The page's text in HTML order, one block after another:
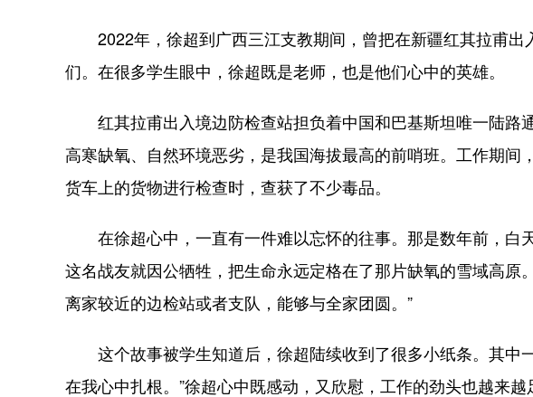
2022年，徐超到广西三江支教期间，曾把在新疆红其拉甫出
们。在很多学生眼中，徐超既是老师，也是他们心中的英雄。
红其拉甫出入境边防检查站担负着中国和巴基斯坦唯一陆路
高寒缺氧、自然环境恶劣，是我国海拔最高的前哨班。工作期间
货车上的货物进行检查时，查获了不少毒品。
在徐超心中，一直有一件难以忘怀的往事。那是数年前，白
这名战友就因公牺牲，把生命永远定格在了那片缺氧的雪域高原
离家较近的边检站或者支队，能够与全家团圆。”
这个故事被学生知道后，徐超陆续收到了很多小纸条。其中
在我心中扎根。”徐超心中既感动，又欣慰，工作的劲头也越来越